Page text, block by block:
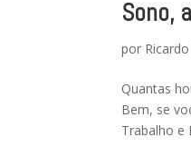
Sono,
por
Quantas
Bem, se
Trabalho e